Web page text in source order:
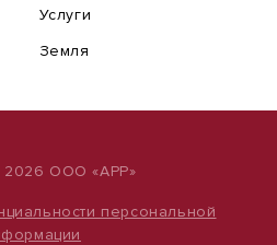
Услуги
Земля
2026 ООО «АРР»
персональной